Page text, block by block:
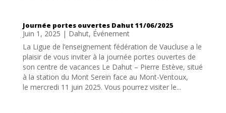
Journée portes ouvertes Dahut 11/06/2025
Juin 1, 2025 | Dahut, Événement
La Ligue de l’enseignement fédération de Vaucluse a le
plaisir de vous inviter à la journée portes ouvertes de
son centre de vacances Le Dahut – Pierre Estève, situé
à la station du Mont Serein face au Mont-Ventoux,
le mercredi 11 juin 2025. Vous pourrez visiter le...